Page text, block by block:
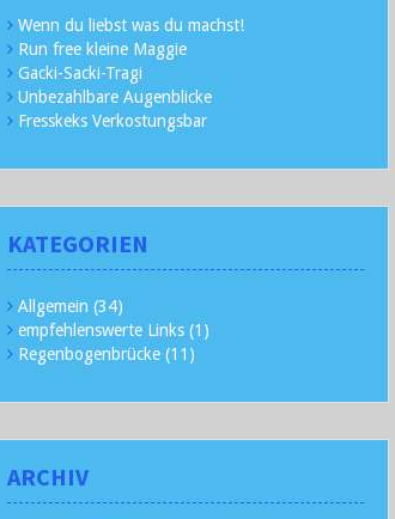
Wenn du liebst was du machst!
Run free kleine Maggie
Gacki-Sacki-Tragi
Unbezahlbare Augenblicke
Fresskeks Verkostungsbar
KATEGORIEN
Allgemein (34)
empfehlenswerte Links (1)
Regenbogenbrücke (11)
ARCHIV